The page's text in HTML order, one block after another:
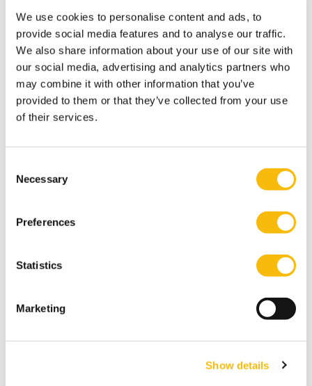
We use cookies to personalise content and ads, to
provide social media features and to analyse our traffic.
We also share information about your use of our site with
our social media, advertising and analytics partners who
may combine it with other information that you’ve
provided to them or that they’ve collected from your use
of their services.
Selection
Necessary
Preferences
Statistics
Marketing
Show details
Locatie:
Breukelen
Versterk je kennis, inzicht en handelingsperspectief
als commissaris of toezichthouder.